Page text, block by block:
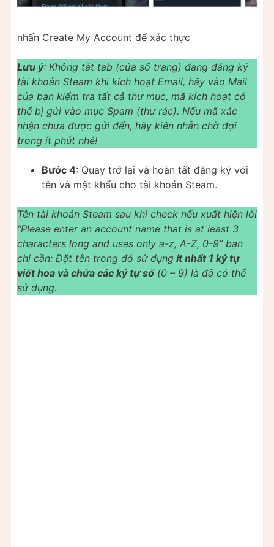
nhấn Create My Account để xác thực
Lưu ý: Không tắt tab (cửa sổ trang) đang đăng ký
tài khoản Steam khi kích hoạt Email, hãy vào Mail
của bạn kiểm tra tất cả thư mục, mã kích hoạt có
thể bị gửi vào mục Spam (thư rác). Nếu mã xác
nhận chưa được gửi đến, hãy kiên nhẫn chờ đợi
trong ít phút nhé!
Bước 4: Quay trở lại và hoàn tất đăng ký với
tên và mật khẩu cho tài khoản Steam.
Tên tài khoản Steam sau khi check nếu xuất hiện lỗi
“Please enter an account name that is at least 3
characters long and uses only a-z, A-Z, 0-9” bạn
chỉ cần: Đặt tên trong đó sử dụng ít nhất 1 ký tự
viết hoa và chứa các ký tự số(0 – 9) là đã có thể
sử dụng.